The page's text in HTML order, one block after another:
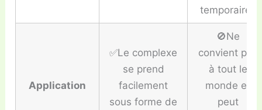
temporaires
Application
✅Le complexe
se prend
facilement
sous forme de
🚫Ne
convient pas
à tout le
monde et
peut